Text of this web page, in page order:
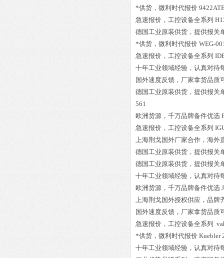
*供货，微利时代报价
急速报价，工控设备全系列
德国工业原装供货，提供报关
*供货，微利时代报价 WEG-
急速报价，工控设备全系列
十年工业领域经验，认真对待
国外速度反馈，厂家拿货品质
德国工业原装供货，提供报关
561
欧洲货源，千万品牌备件优选
急速报价，工控设备全系列
上海荆戈国外厂家合作，海外
德国工业原装供货，提供报关
德国工业原装供货，提供报关
十年工业领域经验，认真对待
欧洲货源，千万品牌备件优选
上海荆戈国外授权供应，品牌
国外速度反馈，厂家拿货品质
急速报价，工控设备全系列
*供货，微利时代报价 Kuebler
十年工业领域经验，认真对待